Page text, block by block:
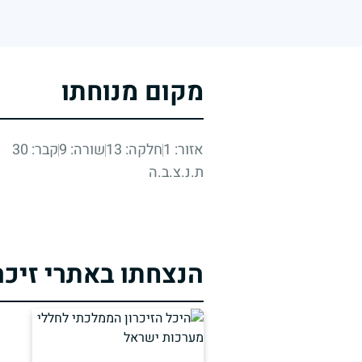
מקום מנוחתו
אזור: 1 חלקה: 13 שורה: 9
קבר: 30
ת.נ.צ.ב.ה
הנצחתו באתרי